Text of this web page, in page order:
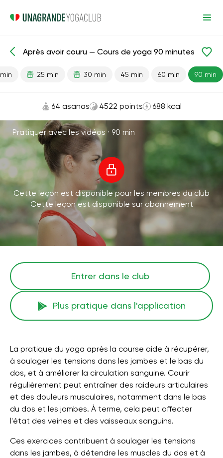
Leçons prêtes Sport En cours d'exécution
Après avoir couru — Cours de yoga 90 minutes
25 min 30 min 45 min 60 min 90 min
64 asanas 4522 points 688 kcal
Pratiquer avec les vidéos · 90 min
Cette leçon est disponible pour les membres du club
Cette leçon est disponible sur abonnement
Entrer dans le club
Plus pratique dans l'application
La pratique du yoga après la course aide à récupérer,
à soulager les tensions dans les jambes et le bas du
dos, et à améliorer la circulation sanguine. Courir
régulièrement peut entraîner des raideurs articulaires
et des douleurs musculaires, notamment dans le bas
du dos et les jambes. À terme, cela peut affecter
l'état des veines et des vaisseaux sanguins.
Ces exercices contribuent à soulager les tensions
dans les jambes, à détendre les muscles du dos et à